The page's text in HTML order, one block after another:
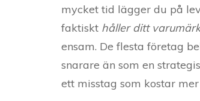
mycket tid lägger du på
faktiskt håller ditt
ensam. De flesta företag
snarare än som en
ett misstag som kostar